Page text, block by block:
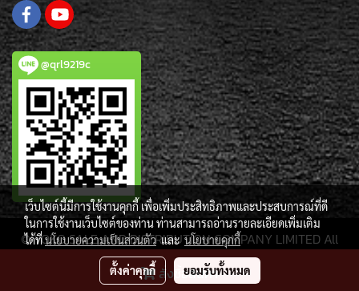
สั่งซื้อสินค้า
@qrl9219c
© YOKO SALE AND DISTRIBUTION COMPANY LIMITED All
Rights Reserved.
เว็บไซต์นี้มีการใช้งานคุกกี้ เพื่อเพิ่มประสิทธิภาพและประสบการณ์ที่ดี
ในการใช้งานเว็บไซต์ของท่าน ท่านสามารถอ่านรายละเอียดเพิ่มเติม
ได้ที่นโยบายความเป็นส่วนตัวและนโยบายคุกกี้
ตั้งค่าคุกกี้ ยอมรับทั้งหมด